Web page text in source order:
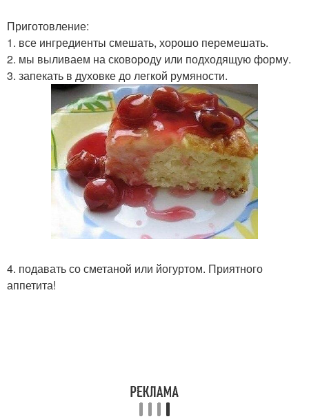
Приготовление:
1. все ингредиенты смешать, хорошо перемешать.
2. мы выливаем на сковороду или подходящую форму.
3. запекать в духовке до легкой румяности.
4. подавать со сметаной или йогуртом. Приятного
аппетита!